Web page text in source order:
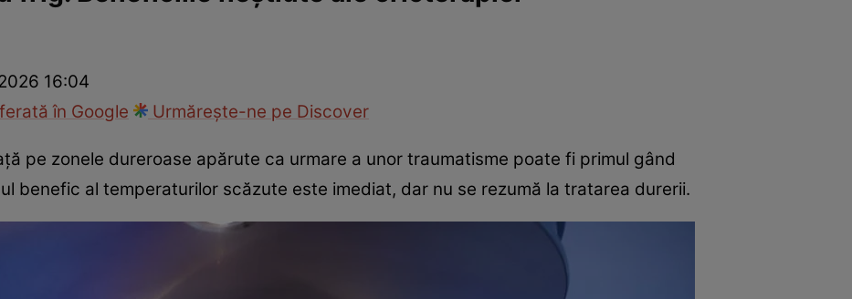
16:04
în Google
Urmărește-ne pe Discover
pe zonele dureroase apărute ca urmare a unor traumatisme poate fi primul gând
benefic al temperaturilor scăzute este imediat, dar nu se rezumă la tratarea durerii.